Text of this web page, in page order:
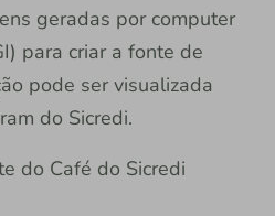
geradas por computer
para criar a fonte de
pode ser visualizada
do Sicredi.
do Café do Sicredi